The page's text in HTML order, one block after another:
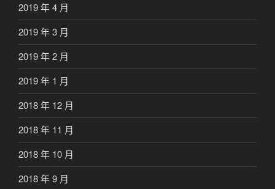
2019 年 4 月
2019 年 3 月
2019 年 2 月
2019 年 1 月
2018 年 12 月
2018 年 11 月
2018 年 10 月
2018 年 9 月